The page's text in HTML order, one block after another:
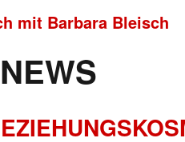
mit Barbara Bleisch
NEWS